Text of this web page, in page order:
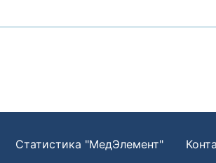
Статистика "МедЭлемент"